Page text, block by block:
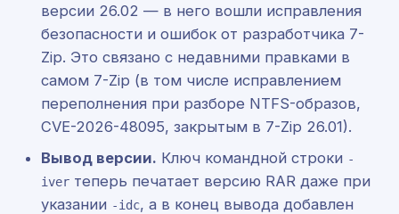
версии 26.02 — в него вошли исправления
безопасности и ошибок от разработчика 7-
Zip. Это связано с недавними правками в
самом 7-Zip (в том числе исправлением
переполнения при разборе NTFS-образов,
CVE-2026-48095, закрытым в 7-Zip 26.01).
Вывод версии. Ключ командной строки -
iver теперь печатает версию RAR даже при
указании -idc, а в конец вывода добавлен